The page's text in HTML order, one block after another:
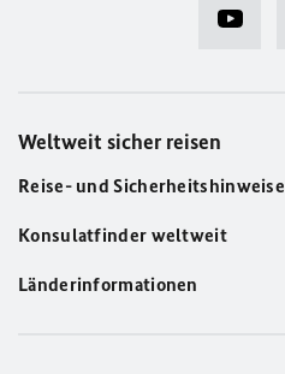
Weltweit sicher reisen
Reise- und Sicherheitshinweise
Konsulatfinder weltweit
Länderinformationen